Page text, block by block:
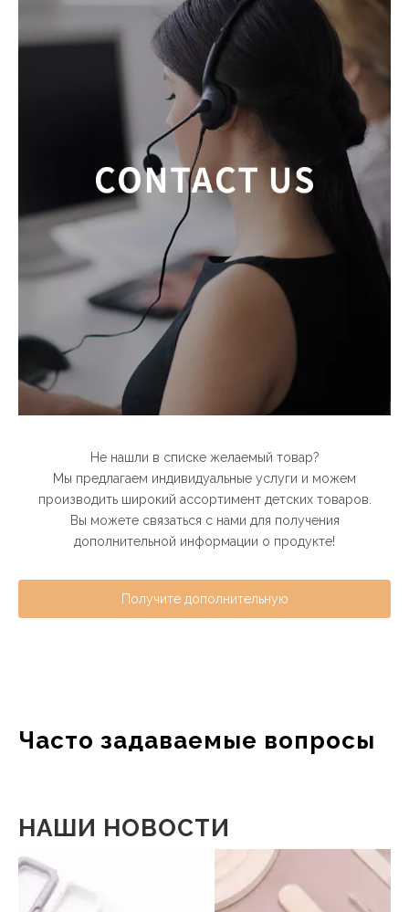
Не нашли в списке желаемый товар?
Мы предлагаем индивидуальные услуги и можем
производить широкий ассортимент детских товаров.
Вы можете связаться с нами для получения
дополнительной информации о продукте!
Получите дополнительную
Часто задаваемые вопросы
НАШИ НОВОСТИ